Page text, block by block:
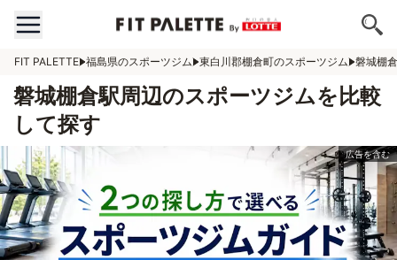
FIT PALETTE 福島県のスポーツジム 東白川郡棚倉町のスポーツジム 磐城棚
磐城棚倉駅周辺のスポーツジムを比較
して探す